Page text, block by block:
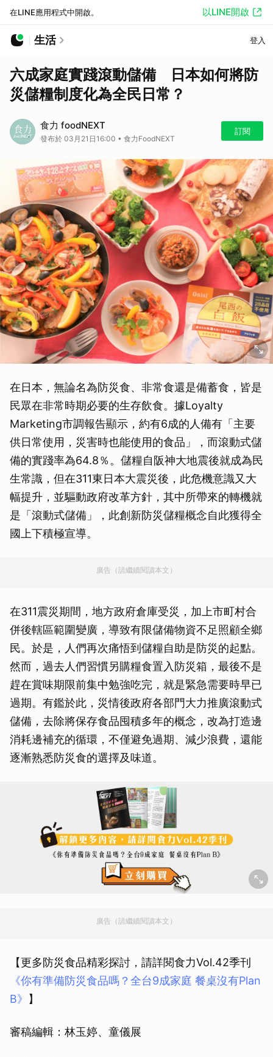
在LINE應用程式中開啟。 以LINE開啟
生活 登入
六成家庭實踐滾動儲備 日本如何將防
災儲糧制度化為全民日常？
食力 foodNEXT
發布於 03月21日16:00 • 食力FoodNEXT
訂閱
在日本，無論名為防災食、非常食還是備蓄食，皆是
民眾在非常時期必要的生存飲食。據Loyalty
Marketing市調報告顯示，約有6成的人備有「主要
供日常使用，災害時也能使用的食品」，而滾動式儲
備的實踐率為64.8％。儲糧自阪神大地震後就成為民
生常識，但在311東日本大震災後，此危機意識又大
幅提升，並驅動政府改革方針，其中所帶來的轉機就
是「滾動式儲備」，此創新防災儲糧概念自此獲得全
國上下積極宣導。
廣告（請繼續閱讀本文）
在311震災期間，地方政府倉庫受災，加上市町村合
併後轄區範圍變廣，導致有限儲備物資不足照顧全鄉
民。於是，人們再次痛悟到儲糧自助是防災的起點。
然而，過去人們習慣另購糧食置入防災箱，最後不是
趕在賞味期限前集中勉強吃完，就是緊急需要時早已
過期。有鑑於此，災情後政府各部門大力推廣滾動式
儲備，去除將保存食品囤積多年的概念，改為打造邊
消耗邊補充的循環，不僅避免過期、減少浪費，還能
逐漸熟悉防災食的選擇及味道。
廣告（請繼續閱讀本文）
【更多防災食品精彩探討，請詳閱食力Vol.42季刊
《你有準備防災食品嗎？全台9成家庭 餐桌沒有Plan
B》 】
審稿編輯：林玉婷、童儀展